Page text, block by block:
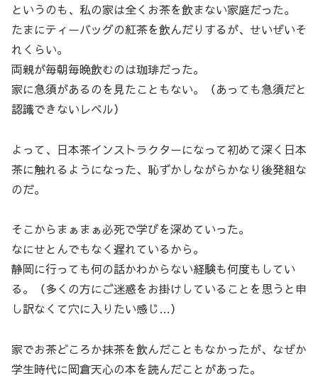
というのも、私の家は全くお茶を飲まない家庭だった。
たまにティーバッグの紅茶を飲んだりするが、せいぜいそ
れくらい。
両親が毎朝毎晩飲むのは珈琲だった。
家に急須があるのを見たこともない。（あっても急須だと
認識できないレベル）
よって、日本茶インストラクターになって初めて深く日本
茶に触れるようになった、恥ずかしながらかなり後発組な
のだ。
そこからまぁまぁ必死で学びを深めていった。
なにせとんでもなく遅れているから。
静岡に行っても何の話かわからない経験も何度もしてい
る。（多くの方にご迷惑をお掛けしていることを思うと申
し訳なくて穴に入りたい感じ…）
家でお茶どころか抹茶を飲んだこともなかったが、なぜか
学生時代に岡倉天心の本を読んだことがあった。